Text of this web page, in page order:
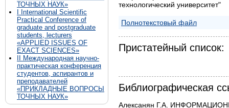
ТОЧНЫХ НАУК»
I International Scientific
Practical Conference of
graduate and postgraduate
students, lecturers
«APPLIED ISSUES OF
EXACT SCIENCES»
II Международная научно-
практическая конференция
студентов, аспирантов и
преподавателей
«ПРИКЛАДНЫЕ ВОПРОСЫ
ТОЧНЫХ НАУК»
технологический университет"
Полнотекстовый файл
Пристатейный список:
Библиографическая
Алексанян Г.А.